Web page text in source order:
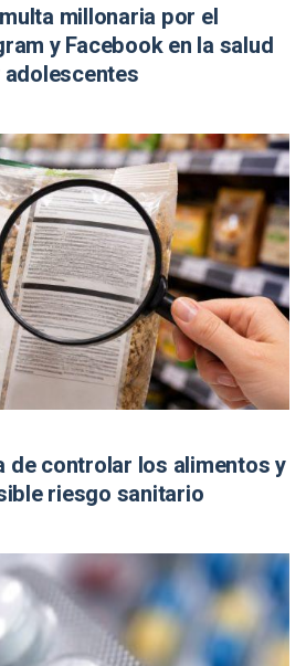
millonaria por el
y Facebook en la salud
de controlar los alimentos y
riesgo sanitario